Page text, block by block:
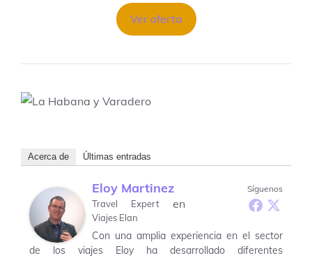
Ver oferta
Acerca de Últimas entradas
Síguenos
Eloy Martinez
Travel Experten
Viajes Elan
Con una amplia experiencia en el sector
de los viajes Eloy ha desarrollado diferentes